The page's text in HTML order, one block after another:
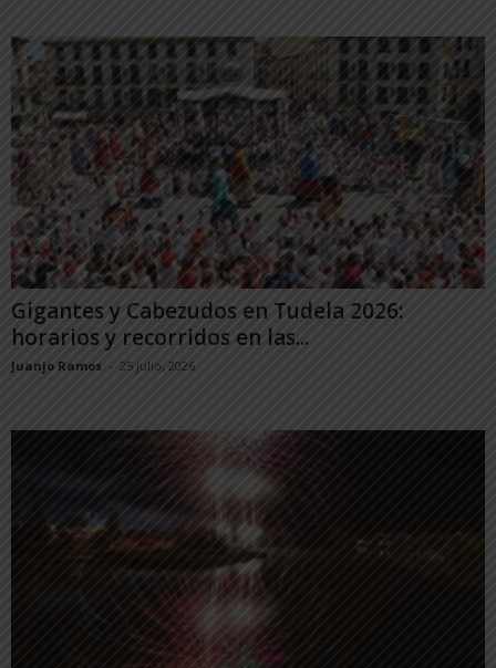
Gigantes y Cabezudos en Tudela 2026:
horarios y recorridos en las...
Juanjo Ramos - 25 julio, 2026